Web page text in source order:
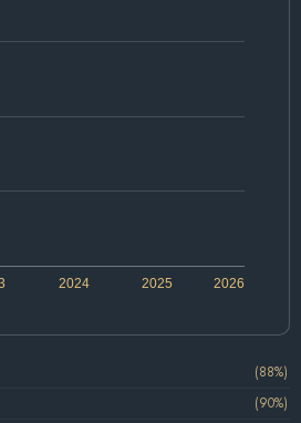
2024 2026
2025
(88%)
(90%)